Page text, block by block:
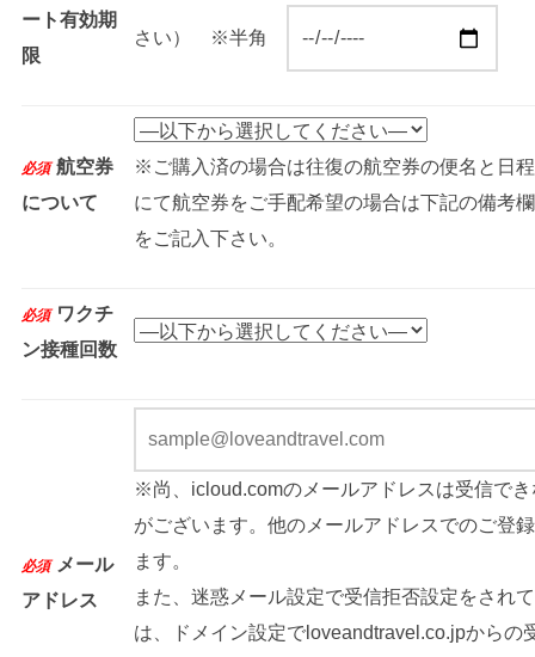
ート有効期
限
さい） ※半角
必須 航空券
について
※ご購入済の場合は往復の航空券の便名と日
にて航空券をご手配希望の場合は下記の備考
をご記入下さい。
必須 ワクチ
ン接種回数
必須 メール
アドレス
※尚、icloud.comのメールアドレスは受信で
がございます。他のメールアドレスでのご登
ます。
また、迷惑メール設定で受信拒否設定をされ
は、ドメイン設定でloveandtravel.co.jpからの